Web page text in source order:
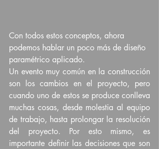
Con todos estos conceptos, ahora
podemos hablar un poco más de diseño
paramétrico aplicado.
Un evento muy común en la construcción
son los cambios en el proyecto, pero
cuando uno de estos se produce conlleva
muchas cosas, desde molestia al equipo
de trabajo, hasta prolongar la resolución
del proyecto. Por esto mismo, es
importante definir las decisiones que son